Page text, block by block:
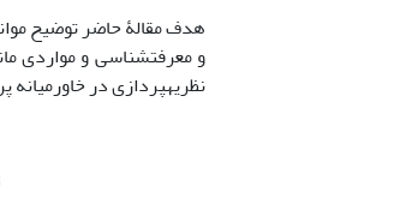
هدف مقالۀ حاضر توضیح
و معرفت‏شناسی و مواردی
نظریه‏پردازی در